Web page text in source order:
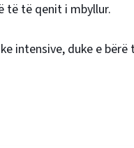
të të qenit i mbyllur.
intensive, duke e bërë